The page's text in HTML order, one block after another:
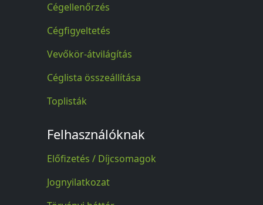
Cégellenőrzés
Cégfigyeltetés
Vevőkör-átvilágítás
Céglista összeállítása
Toplisták
Felhasználóknak
Előfizetés / Díjcsomagok
Jognyilatkozat